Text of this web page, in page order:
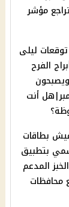
مؤشر
ليلى
اللطيف لـ 3 أبراج الفرح
أنت
بطاقات
بتطبيق
المدعم
محافظات